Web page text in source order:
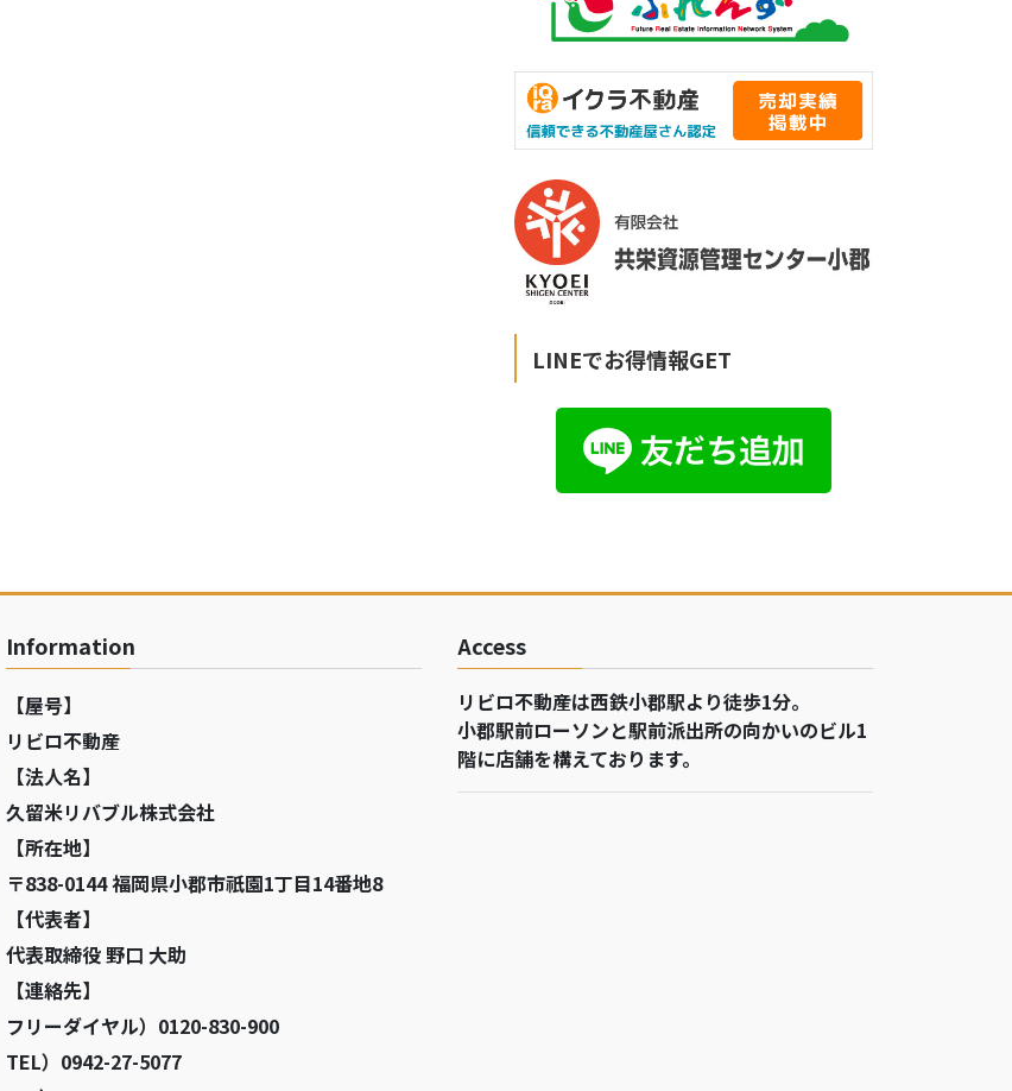
LINEでお得情報GET
Information
【屋号】
リビロ不動産
【法人名】
久留米リバブル株式会社
【所在地】
〒838-0144 福岡県小郡市祇園1丁目14番地8
【代表者】
代表取締役 野口 大助
【連絡先】
フリーダイヤル）0120-830-900
TEL）0942-27-5077
Access
リビロ不動産は西鉄小郡駅より徒歩1分。
小郡駅前ローソンと駅前派出所の向かいのビル1
階に店舗を構えております。